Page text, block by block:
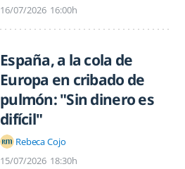
16/07/2026 16:00h
España, a la cola de
Europa en cribado de
pulmón: "Sin dinero es
difícil"
Rebeca Cojo
15/07/2026 18:30h